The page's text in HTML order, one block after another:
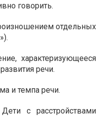
говорить.
отдельных
характеризующееся
речи.
и темпа речи.
Дети с расстройствами